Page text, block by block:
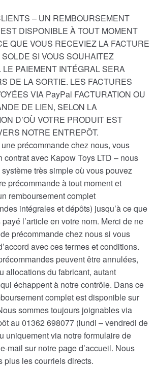
– UN REMBOURSEMENT
DISPONIBLE À TOUT MOMENT
QUE VOUS RECEVIEZ LA FACTURE
SI VOUS SOUHAITEZ
PAIEMENT INTÉGRAL SERA
DE LA SORTIE. LES FACTURES
VIA PayPal FACTURATION OU
DE LIEN, SELON LA
D’OÙ VOTRE PRODUIT EST
NOTRE ENTREPÔT.
précommande chez nous, vous
contrat avec Kapow Toys LTD – nous
très simple où vous pouvez
précommande à tout moment et
remboursement complet
intégrales et dépôts) jusqu’à ce que
l’article en votre nom. Merci de ne
précommande chez nous si vous
avec ces termes et conditions.
peuvent être annulées,
allocations du fabricant, autant
échappent à notre contrôle. Dans ce
complet est disponible sur
sommes toujours joignables via
au 01362 698077 (lundi – vendredi de
uniquement via notre formulaire de
mail sur notre page d’accueil. Nous
plus les courriels directs.